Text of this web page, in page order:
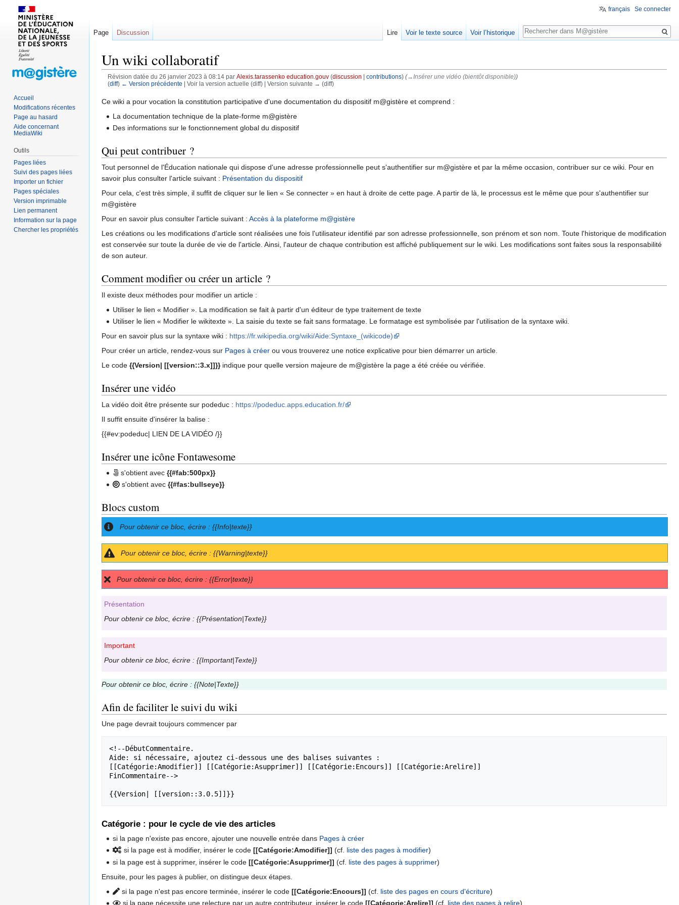
Un wiki collaboratif
Révision datée du 26 janvier 2023 à 08:14 par Alexis.tarassenko education.gouv (discussion contributions) (→‎Insérer une vidéo (bientôt disponible))
(diff) ← Version précédente | Voir la version actuelle (diff) | Version suivante → (diff)
Sauter
Sauter
Ce wiki a pour vocation la constitution participative d'une documentation du dispositif m@gistère et comprend :
La documentation technique de la plate-forme m@gistère
Des informations sur le fonctionnement global du dispositif
Qui peut contribuer ?
Tout personnel de l'Éducation nationale qui dispose d'une adresse professionnelle peut s'authentifier sur m@gistère et par la même occasion, contribuer sur ce wiki. Pour en
savoir plus consulter l'article suivant : Présentation du dispositif
Pour cela, c'est très simple, il suffit de cliquer sur le lien « Se connecter » en haut à droite de cette page. A partir de là, le processus est le même que pour s'authentifier sur
m@gistère
Pour en savoir plus consulter l'article suivant : Accès à la plateforme m@gistère
Les créations ou les modifications d'article sont réalisées une fois l'utilisateur identifié par son adresse professionnelle, son prénom et son nom. Toute l'historique de modification
est conservée sur toute la durée de vie de l'article. Ainsi, l'auteur de chaque contribution est affiché publiquement sur le wiki. Les modifications sont faites sous la responsabilité
de son auteur.
Comment modifier ou créer un article ?
Il existe deux méthodes pour modifier un article :
Utiliser le lien « Modifier ». La modification se fait à partir d'un éditeur de type traitement de texte
Utiliser le lien « Modifier le wikitexte ». La saisie du texte se fait sans formatage. Le formatage est symbolisée par l'utilisation de la syntaxe wiki.
Pour en savoir plus sur la syntaxe wiki : https://fr.wikipedia.org/wiki/Aide:Syntaxe_(wikicode)
Pour créer un article, rendez-vous sur Pages à créer ou vous trouverez une notice explicative pour bien démarrer un article.
Le code {{Version| [[version::3.x]]}}indique pour quelle version majeure de m@gistère la page a été créée ou vérifiée.
Insérer une vidéo
La vidéo doit être présente sur podeduc : https://podeduc.apps.education.fr/
Il suffit ensuite d'insérer la balise :
{{#ev:podeduc| LIEN DE LA VIDÉO /}}
Insérer une icône Fontawesome
s'obtient avec{{#fab:500px}}
s'obtient avec{{#fas:bullseye}}
Blocs custom
Pour obtenir ce bloc, écrire : {{Info|texte}}
Pour obtenir ce bloc, écrire : {{Warning|texte}}
Pour obtenir ce bloc, écrire : {{Error|texte}}
Présentation
Pour obtenir ce bloc, écrire : {{Présentation|Texte}}
Important
Pour obtenir ce bloc, écrire : {{Important|Texte}}
Pour obtenir ce bloc, écrire : {{Note|Texte}}
Afin de faciliter le suivi du wiki
Une page devrait toujours commencer par
<!--DébutCommentaire.
Aide: si nécessaire, ajoutez ci-dessous une des balises suivantes :
[[Catégorie:Amodifier]] [[Catégorie:Asupprimer]] [[Catégorie:Encours]] [[Catégorie:Arelire]]
FinCommentaire-->
{{Version| [[version::3.0.5]]}}
Catégorie : pour le cycle de vie des articles
si la page n'existe pas encore, ajouter une nouvelle entrée dans Pages à créer
si la page est à modifier, insérer le code[[Catégorie:Amodifier]] (cf. liste des pages à modifier)
si la page est à supprimer, insérer le code[[Catégorie:Asupprimer]] (cf. liste des pages à supprimer)
Ensuite, pour les pages à publier, on distingue deux étapes.
si la page n'est pas encore terminée, insérer le code[[Catégorie:Encours]] (cf. liste des pages en cours d'écriture)
si la page nécessite une relecture par un autre contributeur, insérer le code[[Catégorie:Arelire]] (cf. liste des pages à relire)
français Se connecter
Page Discussion Lire Voir le texte source Voir l’historique
Rechercher
Accueil
Modifications récentes
Page au hasard
Aide concernant
MediaWiki
Outils
Pages liées
Suivi des pages liées
Importer un fichier
Pages spéciales
Version imprimable
Lien permanent
Information sur la page
Chercher les propriétés